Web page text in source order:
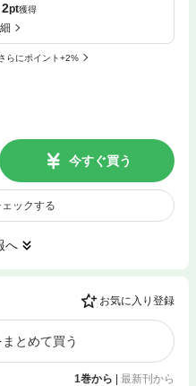
2pt獲得
らにポイント+2%
今すぐ買う
ックする
へ
お気に入り登録
とめて買う
1巻から | 最新刊から